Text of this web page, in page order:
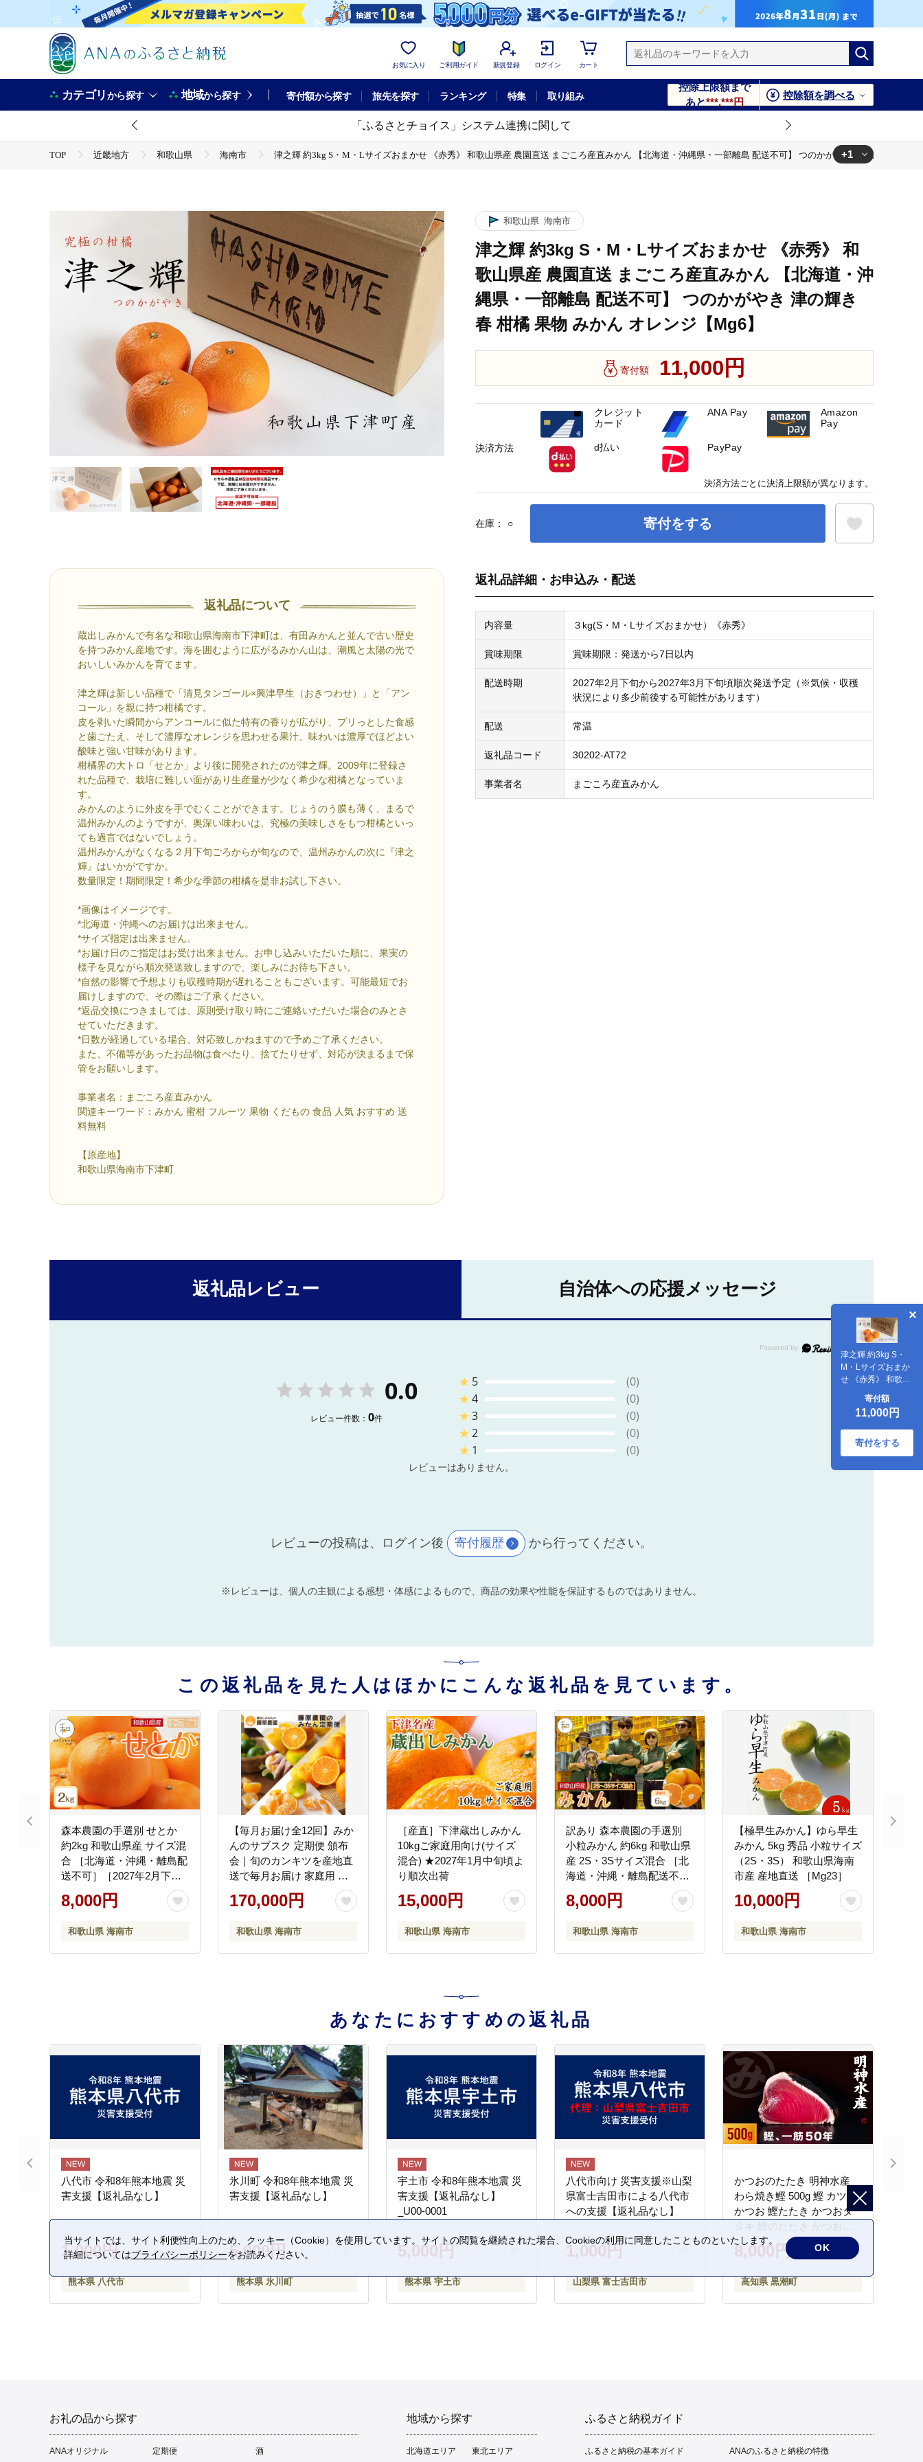
お気に入り ご利用ガイド 新規登録 ログイン カート
カテゴリから探す 地域から探す 寄付額から探す 旅先を探す ランキング 特集 取り組み
控除上限額まで
あと***,***円
控除額を調べる
「ふるさとチョイス」システム連携に関して
TOP 近畿地方 和歌山県 海南市
津之輝 約3kg S・M・Lサイズおまかせ 《赤秀》 和歌山県産 農園直送 まごころ産直みかん 【北海道・沖縄県・一部離島 配送不可】 つのかがやき 津の輝き 春 柑
+1
返礼品について
蔵出しみかんで有名な和歌山県海南市下津町は、有田みかんと並んで古い歴史
を持つみかん産地です。海を囲むように広がるみかん山は、潮風と太陽の光で
おいしいみかんを育てます。
津之輝は新しい品種で「清見タンゴール×興津早生（おきつわせ）」と「アン
コール」を親に持つ柑橘です。
皮を剥いた瞬間からアンコールに似た特有の香りが広がり、プリっとした食感
と歯ごたえ、そして濃厚なオレンジを思わせる果汁、味わいは濃厚でほどよい
酸味と強い甘味があります。
柑橘界の大トロ「せとか」より後に開発されたのが津之輝。2009年に登録さ
れた品種で、栽培に難しい面があり生産量が少なく希少な柑橘となっていま
す。
みかんのように外皮を手でむくことができます。じょうのう膜も薄く、まるで
温州みかんのようですが、奥深い味わいは、究極の美味しさをもつ柑橘といっ
ても過言ではないでしょう。
温州みかんがなくなる２月下旬ごろからが旬なので、温州みかんの次に『津之
輝』はいかがですか。
数量限定！期間限定！希少な季節の柑橘を是非お試し下さい。
*画像はイメージです。
*北海道・沖縄へのお届けは出来ません。
*サイズ指定は出来ません。
*お届け日のご指定はお受け出来ません。お申し込みいただいた順に、果実の
様子を見ながら順次発送致しますので、楽しみにお待ち下さい。
*自然の影響で予想よりも収穫時期が遅れることもございます。可能最短でお
届けしますので、その際はご了承ください。
*返品交換につきましては、原則受け取り時にご連絡いただいた場合のみとさ
せていただきます。
*日数が経過している場合、対応致しかねますので予めご了承ください。
また、不備等があったお品物は食べたり、捨てたりせず、対応が決まるまで保
管をお願いします。
事業者名：まごころ産直みかん
関連キーワード：みかん 蜜柑 フルーツ 果物 くだもの 食品 人気 おすすめ 送
料無料
【原産地】
和歌山県海南市下津町
和歌山県 海南市
津之輝 約3kg S・M・Lサイズおまかせ 《赤秀》 和
歌山県産 農園直送 まごころ産直みかん 【北海道・沖
縄県・一部離島 配送不可】 つのかがやき 津の輝き
春 柑橘 果物 みかん オレンジ【Mg6】
寄付額 11,000円
在庫： ○ 寄付をする
津之輝 約3kg S・
M・Lサイズおまか
せ 《赤秀》 和歌山
県産 農園直送 まご
ころ産直みかん
【北海道・沖縄
県・一部離島 配送
不可】 つのかがや
き 津の輝き 春 柑橘
寄付額
11,000円
寄付をする
返礼品詳細・お申込み・配送
内容量 ３kg(S・M・Lサイズおまかせ）《赤秀》
賞味期限 賞味期限：発送から7日以内
配送時期
2027年2月下旬から2027年3月下旬頃順次発送予定（※気候・収穫
状況により多少前後する可能性があります）
配送 常温
返礼品コード 30202-AT72
事業者名 まごころ産直みかん
決済方法
クレジット
カード
ANA Pay
Amazon
Pay
d払い PayPay
決済方法ごとに決済上限額が異なります。
返礼品レビュー 自治体への応援メッセージ
0.0
レビュー件数： 0件
★ 5
(0)
★4
(0)
★3
(0)
★2
(0)
★ 1 (0)
レビューはありません。
レビューの投稿は、ログイン後 寄付履歴 から行ってください。
※レビューは、個人の主観による感想・体感によるもので、商品の効果や性能を保証するものではありません。
この返礼品を見た人はほかにこんな返礼品を見ています。
森本農園の手選別 せとか
約2kg 和歌山県産 サイズ混
合 ［北海道・沖縄・離島配
送不可］［2027年2月下旬
から順次発送予定］
［RN129］
8,000円
和歌山県 海南市
【毎月お届け全12回】みか
んのサブスク 定期便 頒布
会｜旬のカンキツを産地直
送で毎月お届け 家庭用 和
歌山県 海南市 【毎月お届
け全12回】
170,000円
和歌山県 海南市
［産直］下津蔵出しみかん
10kgご家庭用向け(サイズ
混合) ★2027年1月中旬頃よ
り順次出荷
15,000円
和歌山県 海南市
訳あり 森本農園の手選別
小粒みかん 約6kg 和歌山県
産 2S・3Sサイズ混合 ［北
海道・沖縄・離島配送不
可］［2026年11月上旬から
順次発送］［RN65］
8,000円
和歌山県 海南市
【極早生みかん】ゆら早生
みかん 5kg 秀品 小粒サイズ
（2S・3S） 和歌山県海南
市産 産地直送 ［Mg23］
10,000円
和歌山県 海南市
あなたにおすすめの返礼品
八代市 令和8年熊本地震 災
害支援【返礼品なし】
1,000円
熊本県 八代市
氷川町 令和8年熊本地震 災
害支援【返礼品なし】
5,000円
熊本県 氷川町
宇土市 令和8年熊本地震 災
害支援【返礼品なし】
_U00-0001
5,000円
熊本県 宇土市
八代市向け 災害支援※山梨
県富士吉田市による八代市
への支援【返礼品なし】
1,000円
山梨県 富士吉田市
かつおのたたき 明神水産
わら焼き鰹 500g 鰹 カツオ
かつお 鰹たたき かつおタ
タキ 鰹のたたき かつおの
タタキ 藁焼き わら焼き 魚
さかな 海鮮 刺身 お刺身 冷
ご当地 本場 高知 黒潮町 ギ
フト 贈答品 人気 返礼品 ふ
8,000円
高知県 黒潮町
お礼の品から探す
ANAオリジナル 定期便 酒
地域から探す
北海道エリア 東北エリア
ふるさと納税ガイド
ふるさと納税の基本ガイド ANAのふるさと納税の特徴
当サイトでは、サイト利便性向上のため、クッキー（Cookie）を使用しています。サイトの閲覧を継続された場合、Cookieの利用に同意したことものといたします。
詳細についてはプライバシーポリシーをお読みください。
OK